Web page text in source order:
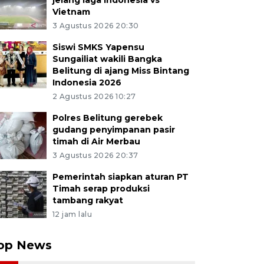
Vietnam
3 Agustus 2026 20:30
Siswi SMKS Yapensu
Sungailiat wakili Bangka
Belitung di ajang Miss Bintang
Indonesia 2026
2 Agustus 2026 10:27
Polres Belitung gerebek
gudang penyimpanan pasir
timah di Air Merbau
3 Agustus 2026 20:37
Pemerintah siapkan aturan PT
Timah serap produksi
tambang rakyat
12 jam lalu
News